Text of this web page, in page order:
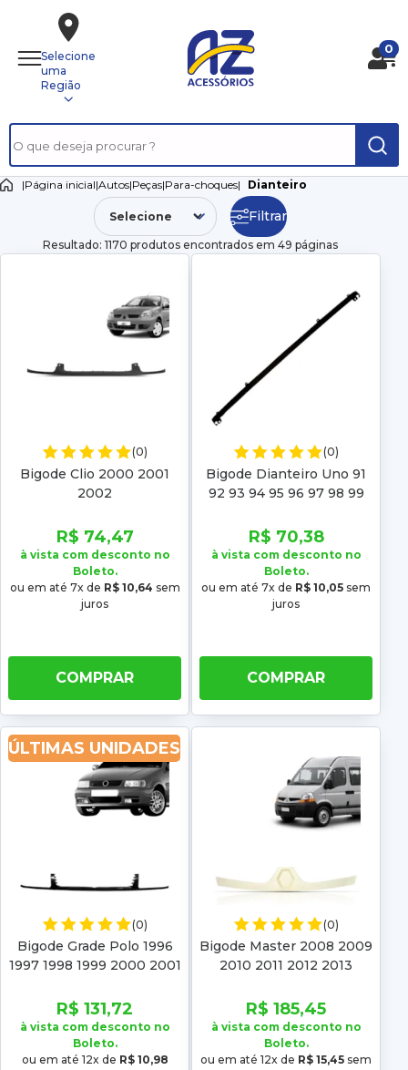
Selecione
uma
Região
0
|Página inicial|Autos|Peças|Para-choques| Dianteiro
Resultado: 1170 produtos encontrados em 49 páginas
Filtrar
(0)
Bigode Clio 2000 2001
2002
R$ 74,47
à vista com desconto no
Boleto.
ou em até 7x de R$ 10,64 sem
juros
COMPRAR
(0)
Bigode Dianteiro Uno 91
92 93 94 95 96 97 98 99
R$ 70,38
à vista com desconto no
Boleto.
ou em até 7x de R$ 10,05 sem
juros
COMPRAR
ÚLTIMAS UNIDADES
(0)
Bigode Grade Polo 1996
1997 1998 1999 2000 2001
R$ 131,72
à vista com desconto no
Boleto.
ou em até 12x de R$ 10,98
(0)
Bigode Master 2008 2009
2010 2011 2012 2013
R$ 185,45
à vista com desconto no
Boleto.
ou em até 12x de R$ 15,45 sem